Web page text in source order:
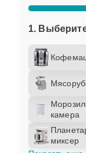
1.
камера
миксер